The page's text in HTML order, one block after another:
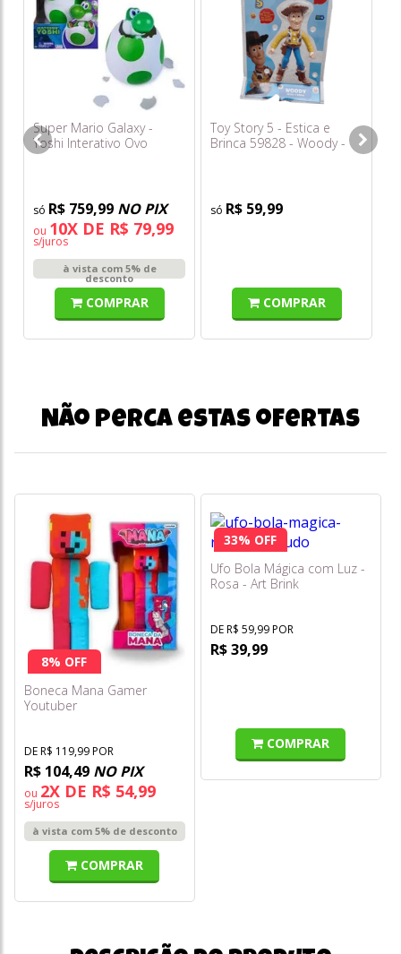
Super Mario Galaxy -
Yoshi Interativo Ovo
Chocando - Sunny
R$ 759,99 NO PIX
ou 10X DE R$ 79,99
s/juros
à vista com 5% de
desconto
COMPRAR
Toy Story 5 - Estica e
Brinca 59828 - Woody -
R$ 59,99
COMPRAR
Não perca estas ofertas
8% OFF
Boneca Mana Gamer
Youtuber
DE R$ 119,99 POR
R$ 104,49 NO PIX
ou 2X DE R$ 54,99
s/juros
à vista com 5% de desconto
COMPRAR
33% OFF
Ufo Bola Mágica com Luz -
Rosa - Art Brink
DE R$ 59,99 POR
R$ 39,99
COMPRAR